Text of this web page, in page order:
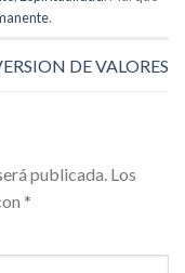
.
DE VALORES
publicada. Los
*